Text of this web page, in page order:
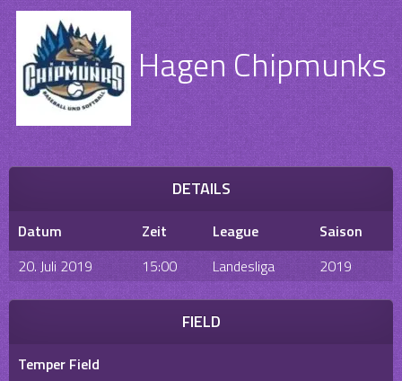
Hagen Chipmunks
DETAILS
Datum Zeit League
Saison
20. Juli 2019
15:00 Landesliga 2019
FIELD
Temper Field